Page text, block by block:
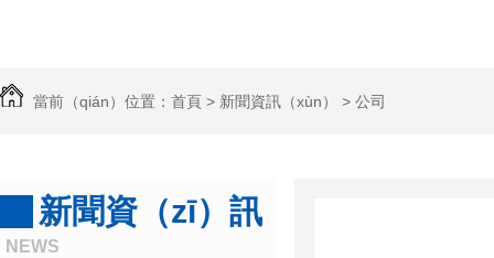
當前（qián）位置： 首頁 > 新聞資訊（xùn） > 公司
新聞資（zī）訊
NEWS